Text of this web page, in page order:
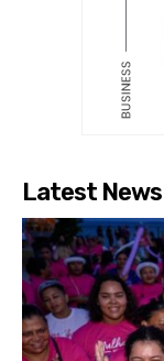
Latest News